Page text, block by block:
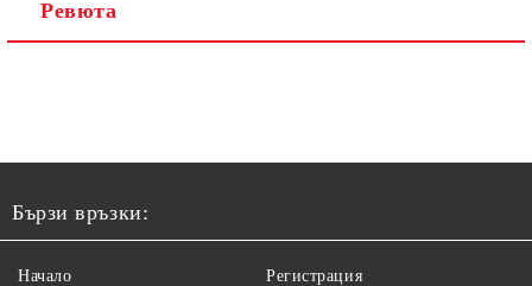
Ревюта
Бързи връзки:
Начало Регистрация